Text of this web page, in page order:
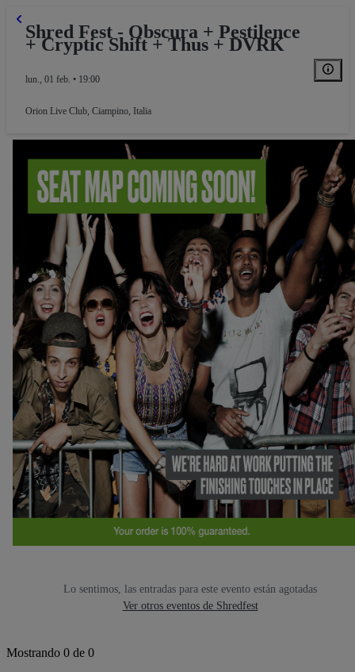
Shred Fest - Obscura + Pestilence
+ Cryptic Shift + Thus + DVRK
lun., 01 feb. • 19:00
Orion Live Club, Ciampino, Italia
Lo sentimos, las entradas para este evento están agotadas
Ver otros eventos de Shredfest
Mostrando 0 de 0